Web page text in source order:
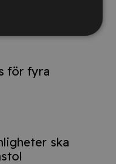
för fyra
ska